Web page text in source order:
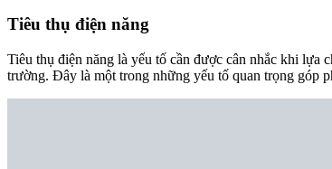
Tiêu thụ điện năng
Tiêu thụ điện năng là yếu tố cần được cân nhắc khi lựa
trường. Đây là một trong những yếu tố quan trọng góp